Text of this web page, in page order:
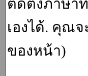
ติดตั้งภาษา
เองได้. คุณ
ของหน้า)